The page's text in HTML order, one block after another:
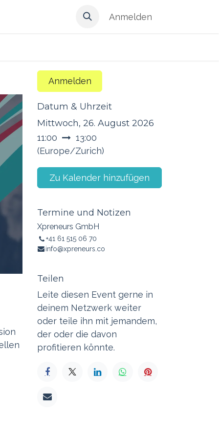
Anmelden
Anmelden
Datum & Uhrzeit
Mittwoch, 26. August 2026
11:00
13:00
(Europe/Zurich)
Zu Kalender hinzufügen
Termine und Notizen
Xpreneurs GmbH
+41 61 515 06 70
info@xpreneurs.co
Teilen
Leite diesen Event gerne in
deinem Netzwerk weiter
oder teile ihn mit jemandem,
der oder die davon
profitieren könnte.